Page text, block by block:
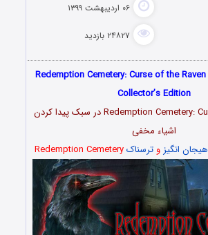
۰۶ اردیبهشت ۱۳۹۹
۲۴۸۲۷ بازدید
دانلود رایگان بازی Redemption Cemetery: Curse of the Raven
Collector’s Edition
Redemption Cemetery: Curse of the Raven در سبک پیدا کردن
اشیاء مخفی
هیجان انگیز و ترسناک